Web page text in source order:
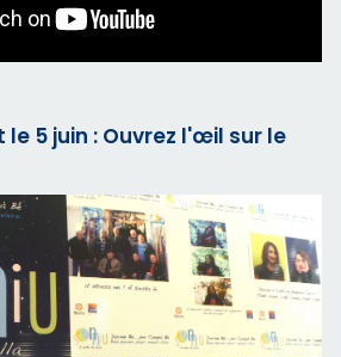
le 5 juin : Ouvrez l'œil sur le